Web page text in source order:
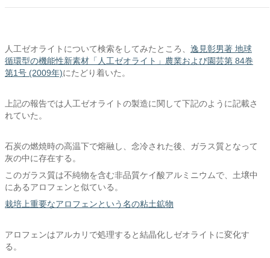
人工ゼオライトについて検索をしてみたところ、 逸見彰男著 地球
循環型の機能性新素材「人工ゼオライト」農業および園芸第 84巻
第1号 (2009年)にたどり着いた。
上記の報告では人工ゼオライトの製造に関して下記のように記載さ
れていた。
石炭の燃焼時の高温下で熔融し、念冷された後、ガラス質となって
灰の中に存在する。
このガラス質は不純物を含む非品質ケイ酸アルミニウムで、土壌中
にあるアロフェンと似ている。
栽培上重要なアロフェンという名の粘土鉱物
アロフェンはアルカリで処理すると結晶化しゼオライトに変化す
る。